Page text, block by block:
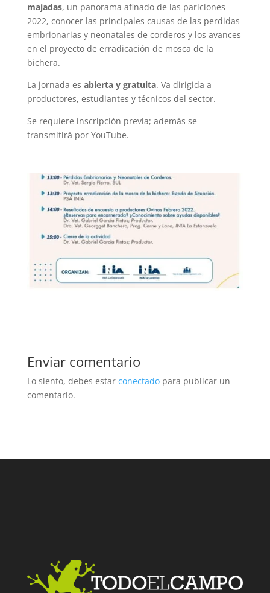
majadas, un panorama afinado de las pariciones
2022, conocer las principales causas de las perdidas
embrionarias y neonatales de corderos y los avances
en el proyecto de erradicación de mosca de la
bichera.
La jornada es abierta y gratuita. Va dirigida a
productores, estudiantes y técnicos del sector.
Se requiere inscripción previa; además se
transmitirá por YouTube.
Enviar comentario
Lo siento, debes estar conectadopara publicar un
comentario.
Facebook